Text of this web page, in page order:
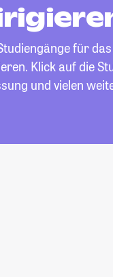
für das
Klick auf die
und vielen